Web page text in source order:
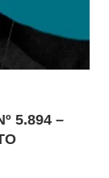
5.894 –